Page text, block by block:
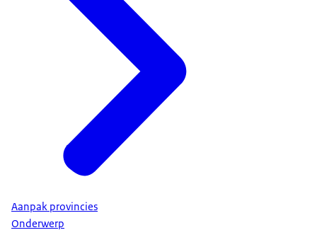
Aanpak provincies
Onderwerp